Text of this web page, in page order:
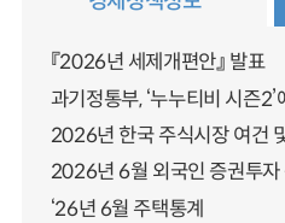
『2026년 세제개편안』 발표
과기정통부, ‘누누티비 시즌
2026년 한국 주식시장 여건
2026년 6월 외국인 증권투자
‘26년 6월 주택통계